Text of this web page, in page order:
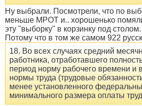
Ну выбрали. Посмотрели, что по
меньше МРОТ и.. хорошенько
эту "выборку" в корзинку под столом.
Потому что в том же самом 922
18. Во всех случаях средний
работника, отработавшего
период норму рабочего времени и
нормы труда (трудовые
менее установленного
минимального размера оплаты